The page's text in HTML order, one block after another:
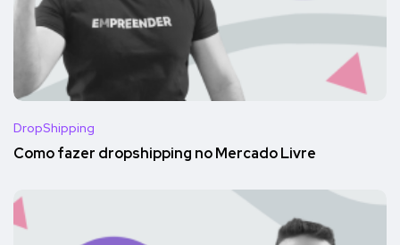
DropShipping
Como fazer dropshipping no Mercado Livre